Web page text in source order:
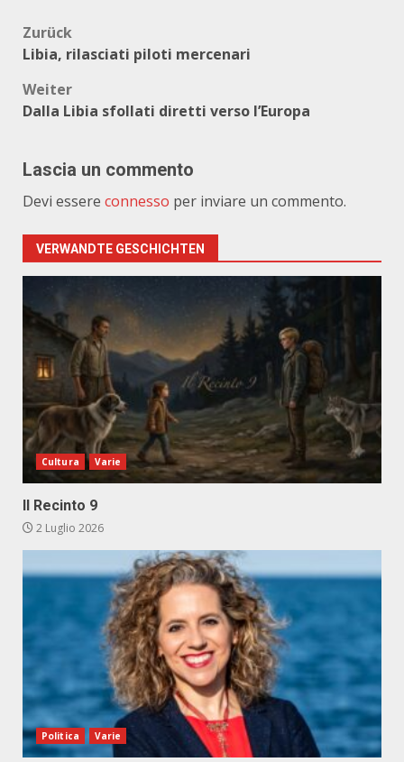
Beitragsnavigation
Zurück
Libia, rilasciati piloti mercenari
Weiter
Dalla Libia sfollati diretti verso l’Europa
Lascia un commento
Devi essere connesso per inviare un commento.
VERWANDTE GESCHICHTEN
Cultura Varie
Il Recinto 9
2 Luglio 2026
Politica Varie